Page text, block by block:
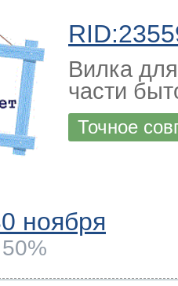
Вилка
части
Точное
ноября